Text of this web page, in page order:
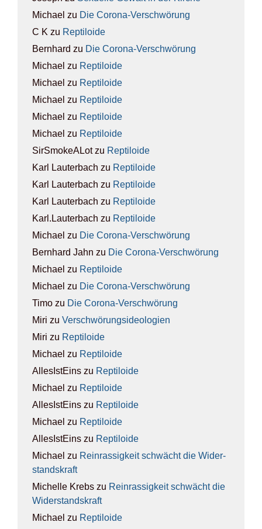
Michael zu Die Coro­na-Ver­schwö­rung
C K zu Rep­ti­lo­ide
Bernhard zu Die Coro­na-Ver­schwö­rung
Michael zu Rep­ti­lo­ide
Michael zu Rep­ti­lo­ide
Michael zu Rep­ti­lo­ide
Michael zu Rep­ti­lo­ide
Michael zu Rep­ti­lo­ide
SirSmokeALotzu Rep­ti­lo­ide
Karl Lauterbach zu Rep­ti­lo­ide
Karl Lauterbach zu Rep­ti­lo­ide
Karl Lauterbach zu Rep­ti­lo­ide
Karl.Lauterbach zu Rep­ti­lo­ide
Michael zu Die Coro­na-Ver­schwö­rung
Bernhard Jahn zu Die Coro­na-Ver­schwö­rung
Michael zu Rep­ti­lo­ide
Michael zu Die Coro­na-Ver­schwö­rung
Timo zu Die Coro­na-Ver­schwö­rung
Miri zu Ver­schwö­rungs­ideo­lo­gien
Miri zu Rep­ti­lo­ide
Michael zu Rep­ti­lo­ide
AllesIstEins zu Rep­ti­lo­ide
Michael zu Rep­ti­lo­ide
AllesIstEins zu Rep­ti­lo­ide
Michael zu Rep­ti­lo­ide
AllesIstEins zu Rep­ti­lo­ide
Michael zu Rein­ras­sig­keit schwächt die Wider­
stands­kraft
Michelle Krebs zu Rein­ras­sig­keit schwächt die
Wider­stands­kraft
Michael zu Rep­ti­lo­ide